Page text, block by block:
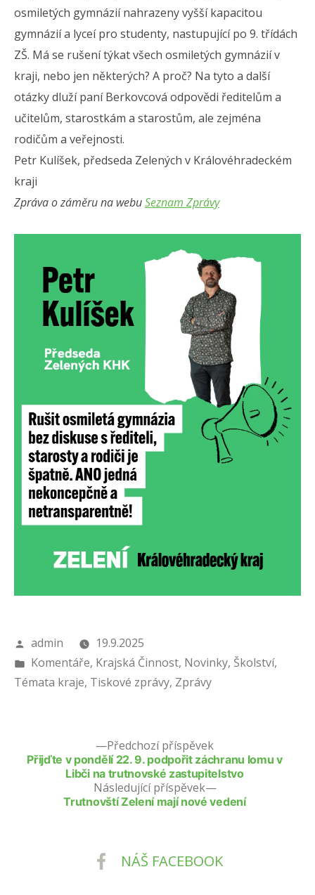
osmiletých gymnázií nahrazeny vyšší kapacitou
gymnázií a lyceí pro studenty, nastupující po 9. třídách
ZŠ. Má se rušení týkat všech osmiletých gymnázií v
kraji, nebo jen některých? A proč? Na tyto a další
otázky dluží paní Berkovcová odpovědi ředitelům a
učitelům, starostkám a starostům, ale zejména
rodičům a veřejnosti.
Petr Kulíšek, předseda Zelených v Královéhradeckém
kraji
Zpráva o záměru na webuSeznam Zprávy
Autor
admin
19.9.2025
Publikováno
v
Komentáře, Krajská Činnost, Novinky, Školství,
Témata kraje, Tiskové zprávy, Zprávy
Předchozí příspěvek
Přijďte v pondělí 22. 9. podpořit záchranu lomu v
Libči na trutnovské zastupitelstvo
Následující příspěvek
Trutnovští Zelení mají nové vedení
NÁŠ FACEBOOK